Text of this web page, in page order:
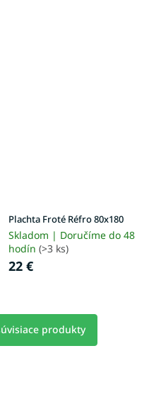
Plachta Froté Réfro 80x180
Skladom | Doručíme do 48
hodín (>3 ks)
22 €
produkty